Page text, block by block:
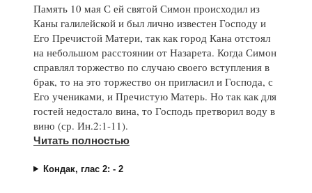
Память 10 мая С ей святой Симон происходил из
Каны галилейской и был лично известен Господу и
Его Пречистой Матери, так как город Кана отстоял
на небольшом расстоянии от Назарета. Когда Симон
справлял торжество по случаю своего вступления в
брак, то на это торжество он пригласил и Господа, с
Его учениками, и Пречистую Матерь. Но так как для
гостей недостало вина, то Господь претворил воду в
вино (ср. Ин.2:1-11).
Читать полностью
Кондак, глас 2: - 2